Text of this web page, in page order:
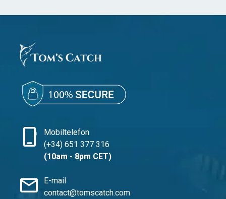
phone_iphone
Mobiltelefon
(+34) 651 377 316
(10am - 8pm CET)
mail
E-mail
contact@tomscatch.com